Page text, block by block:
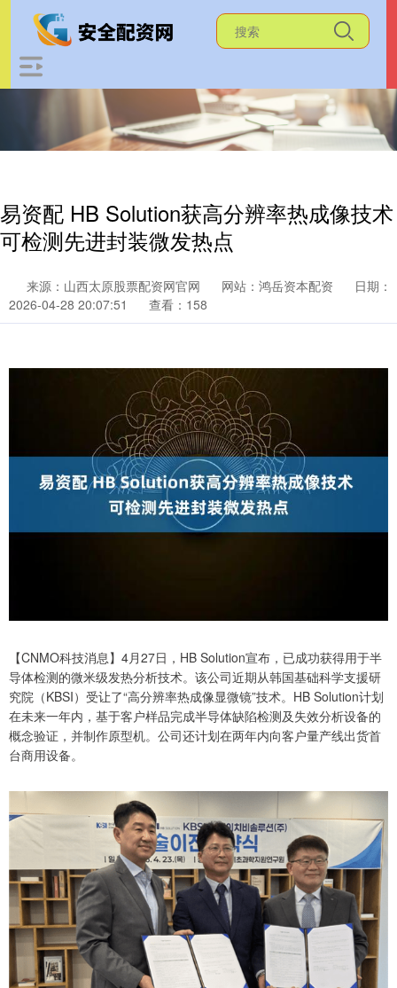
易资配 HB Solution获高分辨率热成像技术
可检测先进封装微发热点
来源：山西太原股票配资网官网 网站：鸿岳资本配资
日期：
2026-04-28 20:07:51
查看：158
【CNMO科技消息】4月27日，HB Solution宣布，已成功获得用于半
导体检测的微米级发热分析技术。该公司近期从韩国基础科学支援研
究院（KBSI）受让了“高分辨率热成像显微镜”技术。HB Solution计划
在未来一年内，基于客户样品完成半导体缺陷检测及失效分析设备的
概念验证，并制作原型机。公司还计划在两年内向客户量产线出货首
台商用设备。